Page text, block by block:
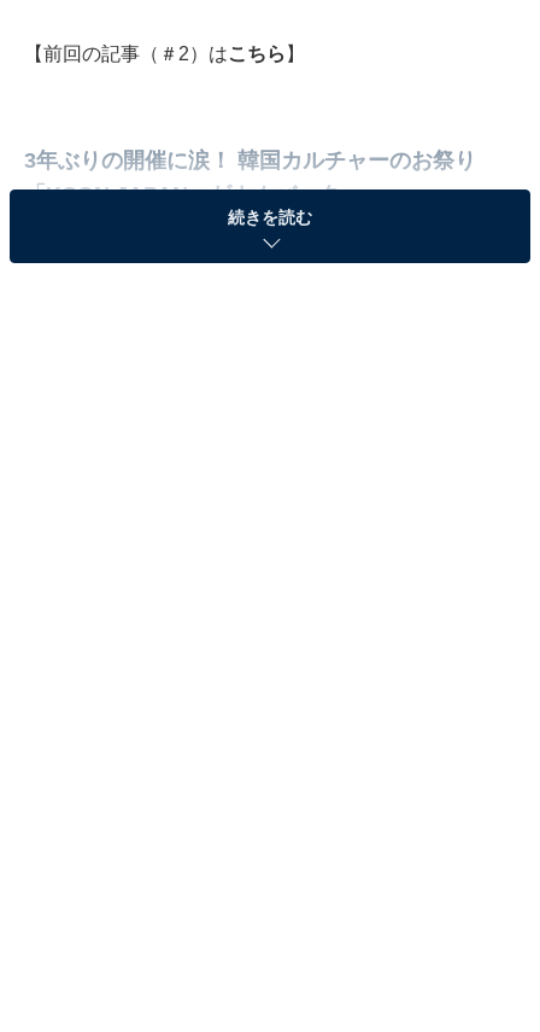
【前回の記事（＃2）はこちら 】
3年ぶりの開催に涙！ 韓国カルチャーのお祭り
「KCON JAPAN」がカムバック
続きを読む